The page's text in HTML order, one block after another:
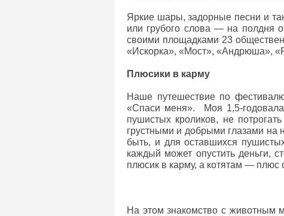
Яркие шары, задорные песни и
или грубого слова — на полдня
своими площадками 23
«Искорка», «Мост», «Андрюша»,
Плюсики в карму
Наше путешествие по
«Спаси меня». Моя 1,5-
пушистых кроликов, не
грустными и добрыми глазами на
быть, и для оставшихся
каждый может опустить деньги,
плюсик в карму, а котятам — плюс
На этом знакомство с животным